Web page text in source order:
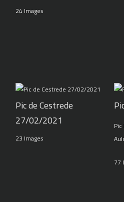
24 Images
Pic de Cestrede
27/02/2021
23 Images
77